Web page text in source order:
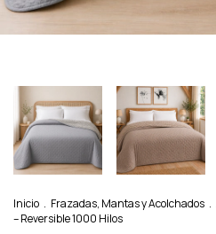
Inicio . Frazadas, Mantas y Acolchados .
– Reversible 1000 Hilos